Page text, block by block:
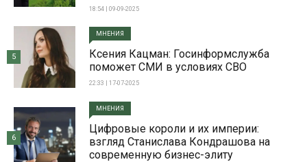
18:54 | 09-09-2025
МНЕНИЯ
Ксения Кацман: Госинформслужба
поможет СМИ в условиях СВО
22:33 | 17-07-2025
5
МНЕНИЯ
Цифровые короли и их империи:
взгляд Станислава Кондрашова на
современную бизнес-элиту
6